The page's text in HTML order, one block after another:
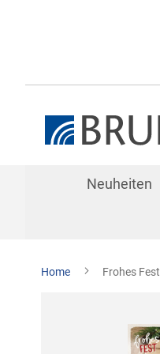
Neuheiten
Home Frohes Fest